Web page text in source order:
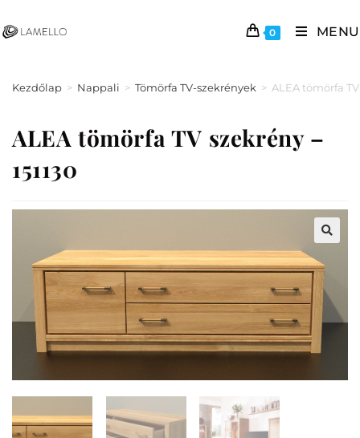
0 MENU
Kezdőlap > Nappali > Tömörfa TV-szekrények > ALEA tömörfa TV
ALEA tömörfa TV szekrény –
151130